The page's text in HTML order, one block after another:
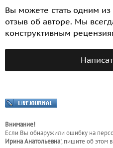
Вы можете стать одним из
отзыв об авторе. Мы
конструктивным
Внимание!
Если Вы обнаружили ошибку на
Ирина Анатольевна", пишите об этом в